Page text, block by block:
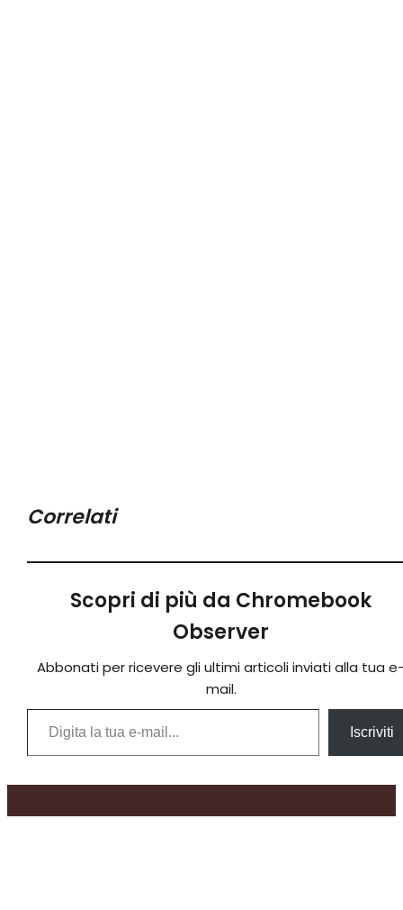
Correlati
Scopri di più da Chromebook
Observer
Abbonati per ricevere gli ultimi articoli inviati alla tua
mail.
Digita la tua e-mail...
Iscriviti